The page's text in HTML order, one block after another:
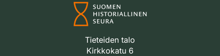
Tieteiden talo
Kirkkokatu 6